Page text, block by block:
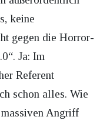
keine
gegen die Horror-
Ja: Im
Referent
schon alles. Wie
Angriff